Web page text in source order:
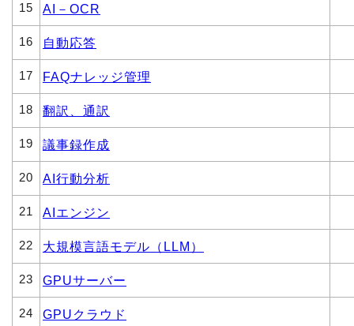
15 AI－OCR
16 自動応答
17 FAQナレッジ管理
18 翻訳、通訳
19 議事録作成
20 AI行動分析
21 AIエンジン
22 大規模言語モデル（LLM）
23 GPUサーバー
24 GPUクラウド